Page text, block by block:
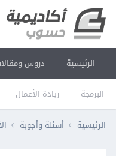
الرئيسية دروس
البرمجة ريادة الأعمال
الرئيسية أسئلة وأجوبة